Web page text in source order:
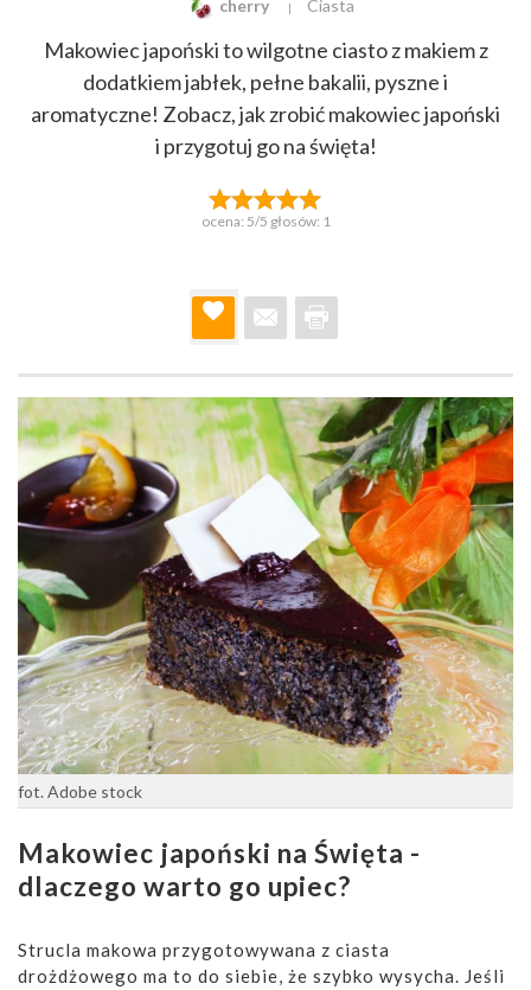
cherry
Ciasta
Makowiec japoński to wilgotne ciasto z makiem z
dodatkiem jabłek, pełne bakalii, pyszne i
aromatyczne! Zobacz, jak zrobić makowiec japoński
i przygotuj go na święta!
ocena: 5/5 głosów: 1
fot. Adobe stock
Makowiec japoński na Święta -
dlaczego warto go upiec?
Strucla makowa przygotowywana z ciasta
drożdżowego ma to do siebie, że szybko wysycha. Jeśli